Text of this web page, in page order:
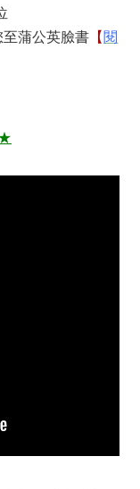
蒲公英臉書 【閱